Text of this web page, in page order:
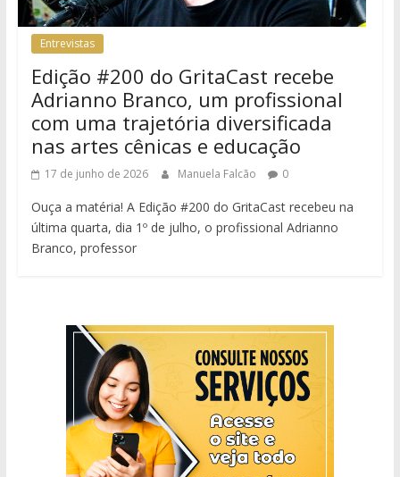
Entrevistas
Edição #200 do GritaCast recebe
Adrianno Branco, um profissional
com uma trajetória diversificada
nas artes cênicas e educação
17 de junho de 2026 Manuela Falcão 0
Ouça a matéria! A Edição #200 do GritaCast recebeu na
última quarta, dia 1º de julho, o profissional Adrianno
Branco, professor